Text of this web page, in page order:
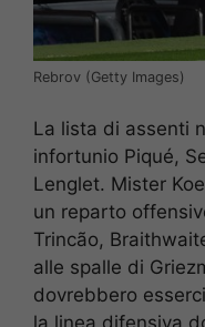
Rebrov (Getty Images)
La lista di assenti
infortunio Piqué,
Lenglet. Mister
un reparto
Trincão,
alle spalle di
dovrebbero